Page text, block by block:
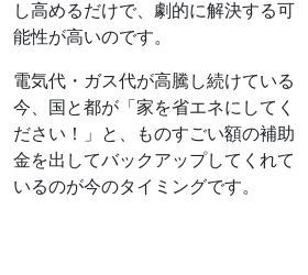
し高めるだけで、劇的に解決する可
能性が高いのです。
電気代・ガス代が高騰し続けている
今、国と都が「家を省エネにしてく
ださい！」と、ものすごい額の補助
金を出してバックアップしてくれて
いるのが今のタイミングです。